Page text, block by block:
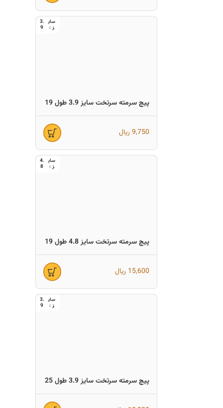
3.
9
پیچ سرمته سرتخت سایز 3.9 طول 19
9,750 ریال
4.
8
پیچ سرمته سرتخت سایز 4.8 طول 19
15,600 ریال
3.
9
پیچ سرمته سرتخت سایز 3.9 طول 25